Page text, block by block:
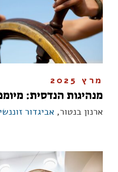
מרץ 2025
מנהיגות הנדסית:
ארנון בנטור, אביגדור